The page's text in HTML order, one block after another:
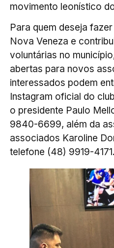
movimento leonístico
Para quem deseja
Nova Veneza e
voluntárias no
abertas para novos
interessados podem
Instagram oficial do
o presidente Paulo
9840-6699, além da
associados Karoline
telefone (48) 9919-4171.